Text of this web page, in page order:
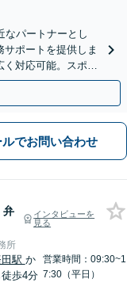
なパートナーとし
ポートを提供しま
く対応可能。スポッ
徒歩3分】
ルでお問い合わせ
弁
インタビューを
見る
所
駅 か
徒歩4分
営業時間：09:30~1
7:30（平日）